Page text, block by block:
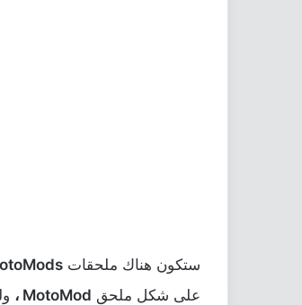
ستكون هناك ملحقات
على شكل ملحق MotoMod ،